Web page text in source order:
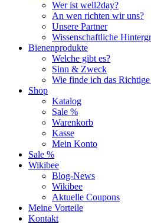
Wer ist well2day?
An wen richten wir uns?
Unsere Partner
Wissenschaftliche
Bienenprodukte
Welche gibt es?
Sinn & Zweck
Wie finde ich das
Shop
Katalog
Sale %
Warenkorb
Kasse
Mein Konto
Sale %
Wikibee
Blog-News
Wikibee
Aktuelle Coupons
Meine Vorteile
Kontakt